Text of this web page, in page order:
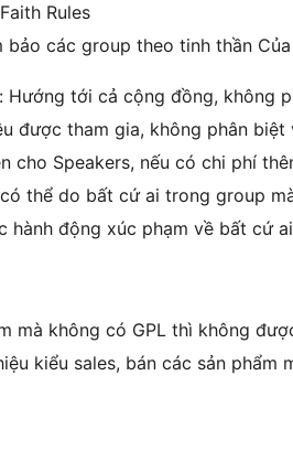
Rules
bảo các group theo tinh thần
Hướng tới cả cộng đồng, không
được tham gia, không phân
cho Speakers, nếu có chi phí
thể do bất cứ ai trong group
hành động xúc phạm về bất cứ
mà không có GPL thì không
kiểu sales, bán các sản phẩm